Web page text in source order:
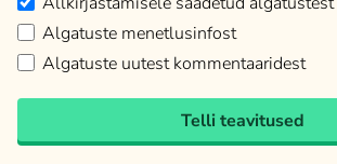
Algatuste menetlusinfost
Algatuste uutest kommentaaridest
Telli teavitused